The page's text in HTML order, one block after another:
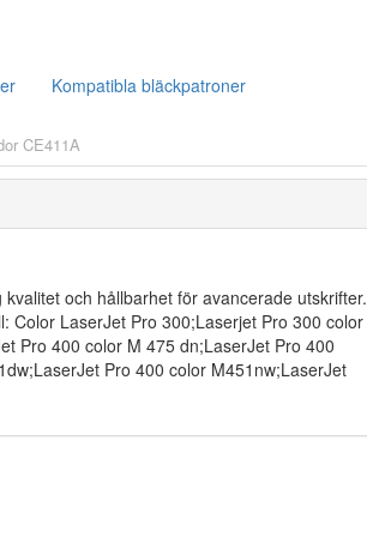
Kompatibla bläckpatroner
CE411A
och hållbarhet för avancerade utskrifter.
Color LaserJet Pro 300;Laserjet Pro 300 color
Pro 400 color M 475 dn;LaserJet Pro 400
Pro 400 color M451nw;LaserJet